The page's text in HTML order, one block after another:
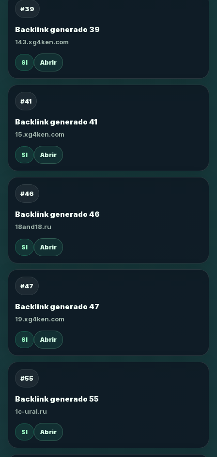
#39
Backlink generado 39
143.xg4ken.com
SI Abrir
#41
Backlink generado 41
15.xg4ken.com
SI Abrir
#46
Backlink generado 46
18and18.ru
SI Abrir
#47
Backlink generado 47
19.xg4ken.com
SI Abrir
#55
Backlink generado 55
1c-ural.ru
SI Abrir